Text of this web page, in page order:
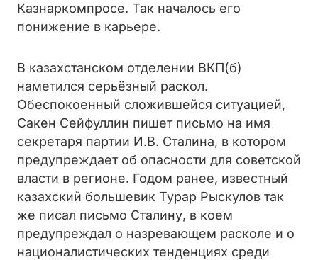
Казнаркомпросе. Так началось его
понижение в карьере.
В казахстанском отделении ВКП(б)
наметился серьёзный раскол.
Обеспокоенный сложившейся ситуацией,
Сакен Сейфуллин пишет письмо на имя
секретаря партии И.В. Сталина, в котором
предупреждает об опасности для советской
власти в регионе. Годом ранее, известный
казахский большевик Турар Рыскулов так
же писал письмо Сталину, в коем
предупреждал о назревающем расколе и о
националистических тенденциях среди